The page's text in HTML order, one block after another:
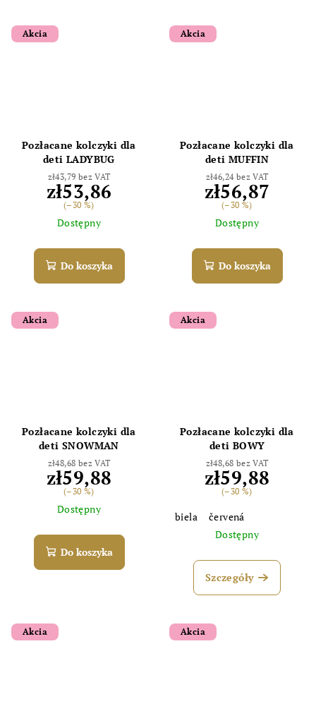
Akcia
Pozłacane kolczyki dla
deti LADYBUG
zł43,79 bez VAT
zł53,86
(–30 %)
Dostępny
Do koszyka
Akcia
Pozłacane kolczyki dla
deti MUFFIN
zł46,24 bez VAT
zł56,87
(–30 %)
Dostępny
Do koszyka
Akcia
Pozłacane kolczyki dla
deti SNOWMAN
zł48,68 bez VAT
zł59,88
(–30 %)
Dostępny
Do koszyka
Akcia
Pozłacane kolczyki dla
deti BOWY
zł48,68 bez VAT
zł59,88
(–30 %)
biela
červená
Dostępny
Szczegóły
Akcia Akcia